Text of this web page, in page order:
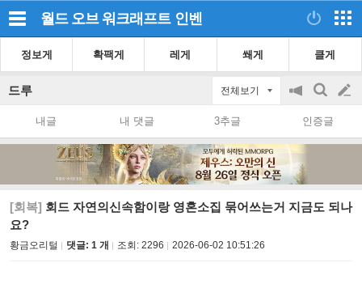
월드 오브 워크래프트 인벤
정보게 확팩게 레게 쐐게 클게
드루 전체보기
공
on/off
검
색
글
쓰
내글 내 댓글 3추글 인증글
[회복] 회드 자연의신속함이랑 영혼소집 묶어쓰는거 지금도 되나
요?
황금오리털 댓글: 1 개 조회: 2296 2026-06-02 10:51:26